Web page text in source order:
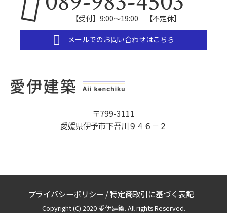
【受付】9:00～19:00 【不定休】
メールでのお問い合わせはこちら
〒799-3111
愛媛県伊予市下吾川９４６－２
プライバシーポリシー /特定商取引に基づく表記
Copyright (C) 2020 愛伊建築. All rights Reserved.